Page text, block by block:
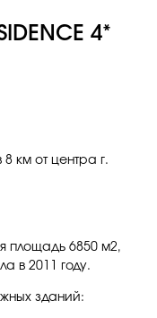
4*
км от центра г.
площадь 6850 м2,
в 2011 году.
зданий: